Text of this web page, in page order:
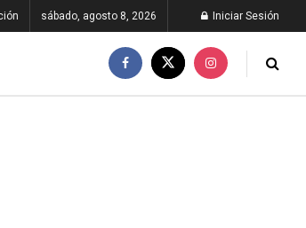
sábado, agosto 8, 2026 Iniciar Sesión